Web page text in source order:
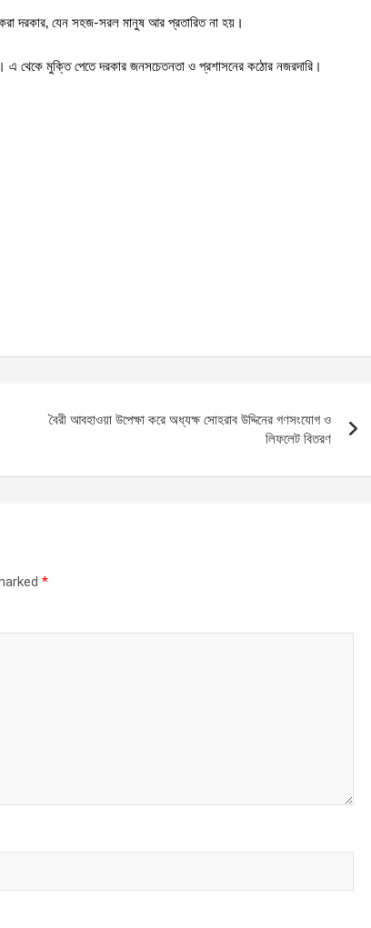
দরকার, যেন সহজ-সরল মানুষ আর প্রতারিত না হয়।
এ থেকে মুক্তি পেতে দরকার জনসচেতনতা ও প্রশাসনের কঠোর নজরদারি।
বৈরী আবহাওয়া উপেক্ষা করে অধ্যক্ষ সোহরাব উদ্দিনের গণসংযোগ ও
লিফলেট বিতরণ
*